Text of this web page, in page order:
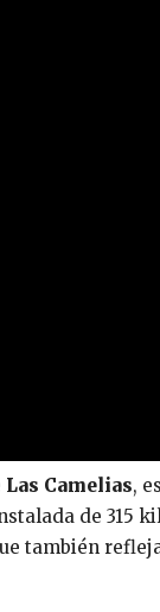
Las Camelias,
de 315
también